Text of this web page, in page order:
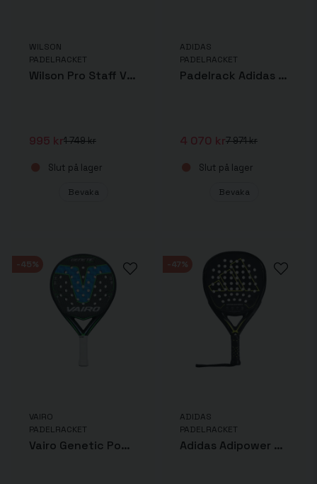
WILSON
PADELRACKET
Wilson Pro Staff V2 Team
1 749 kr
995 kr
Slut på lager
Bevaka
ADIDAS
PADELRACKET
Padelrack Adidas Adipower 3.2 + Wilson Premier bollar + Adidas Multigame
7 971 kr
4 070 kr
Slut på lager
Bevaka
VAIRO
PADELRACKET
Vairo Genetic Power
-45%
ADIDAS
PADELRACKET
Adidas Adipower Multiweight
-47%